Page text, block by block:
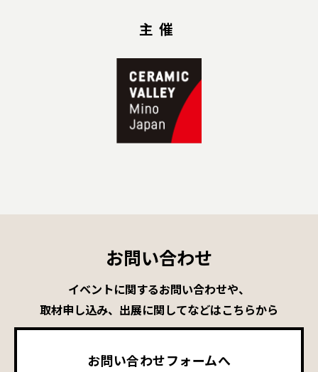
主催
お問い合わせ
イベントに関するお問い合わせや、
取材申し込み、出展に関してなどはこちらから
お問い合わせフォームへ